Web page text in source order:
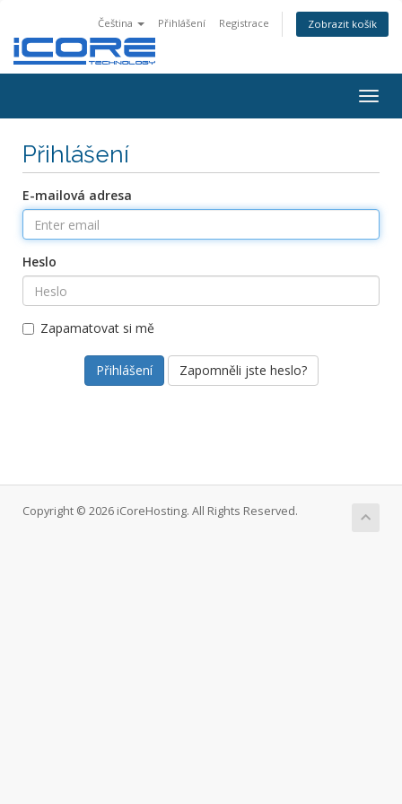
Čeština Přihlášení Registrace Zobrazit košík
Přihlášení
E-mailová adresa
Heslo
Zapamatovat si mě
Zapomněli jste heslo?
Copyright © 2026 iCoreHosting. All Rights Reserved.